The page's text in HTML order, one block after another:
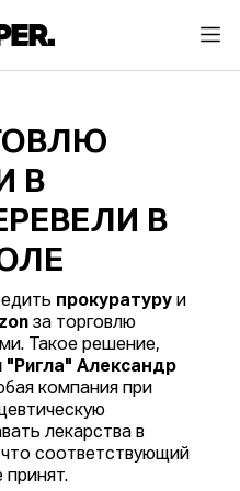
В
В
прокуратуру и
за торговлю
Такое решение,
"Ригла" Александр
компания при
лекарства в
соответствующий
принят.